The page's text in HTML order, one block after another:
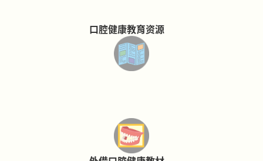
口腔健康教育资源